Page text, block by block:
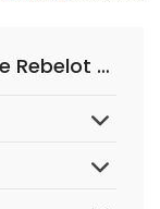
Domande Frequenti su Belot e Rebelot di Arienti Gianna